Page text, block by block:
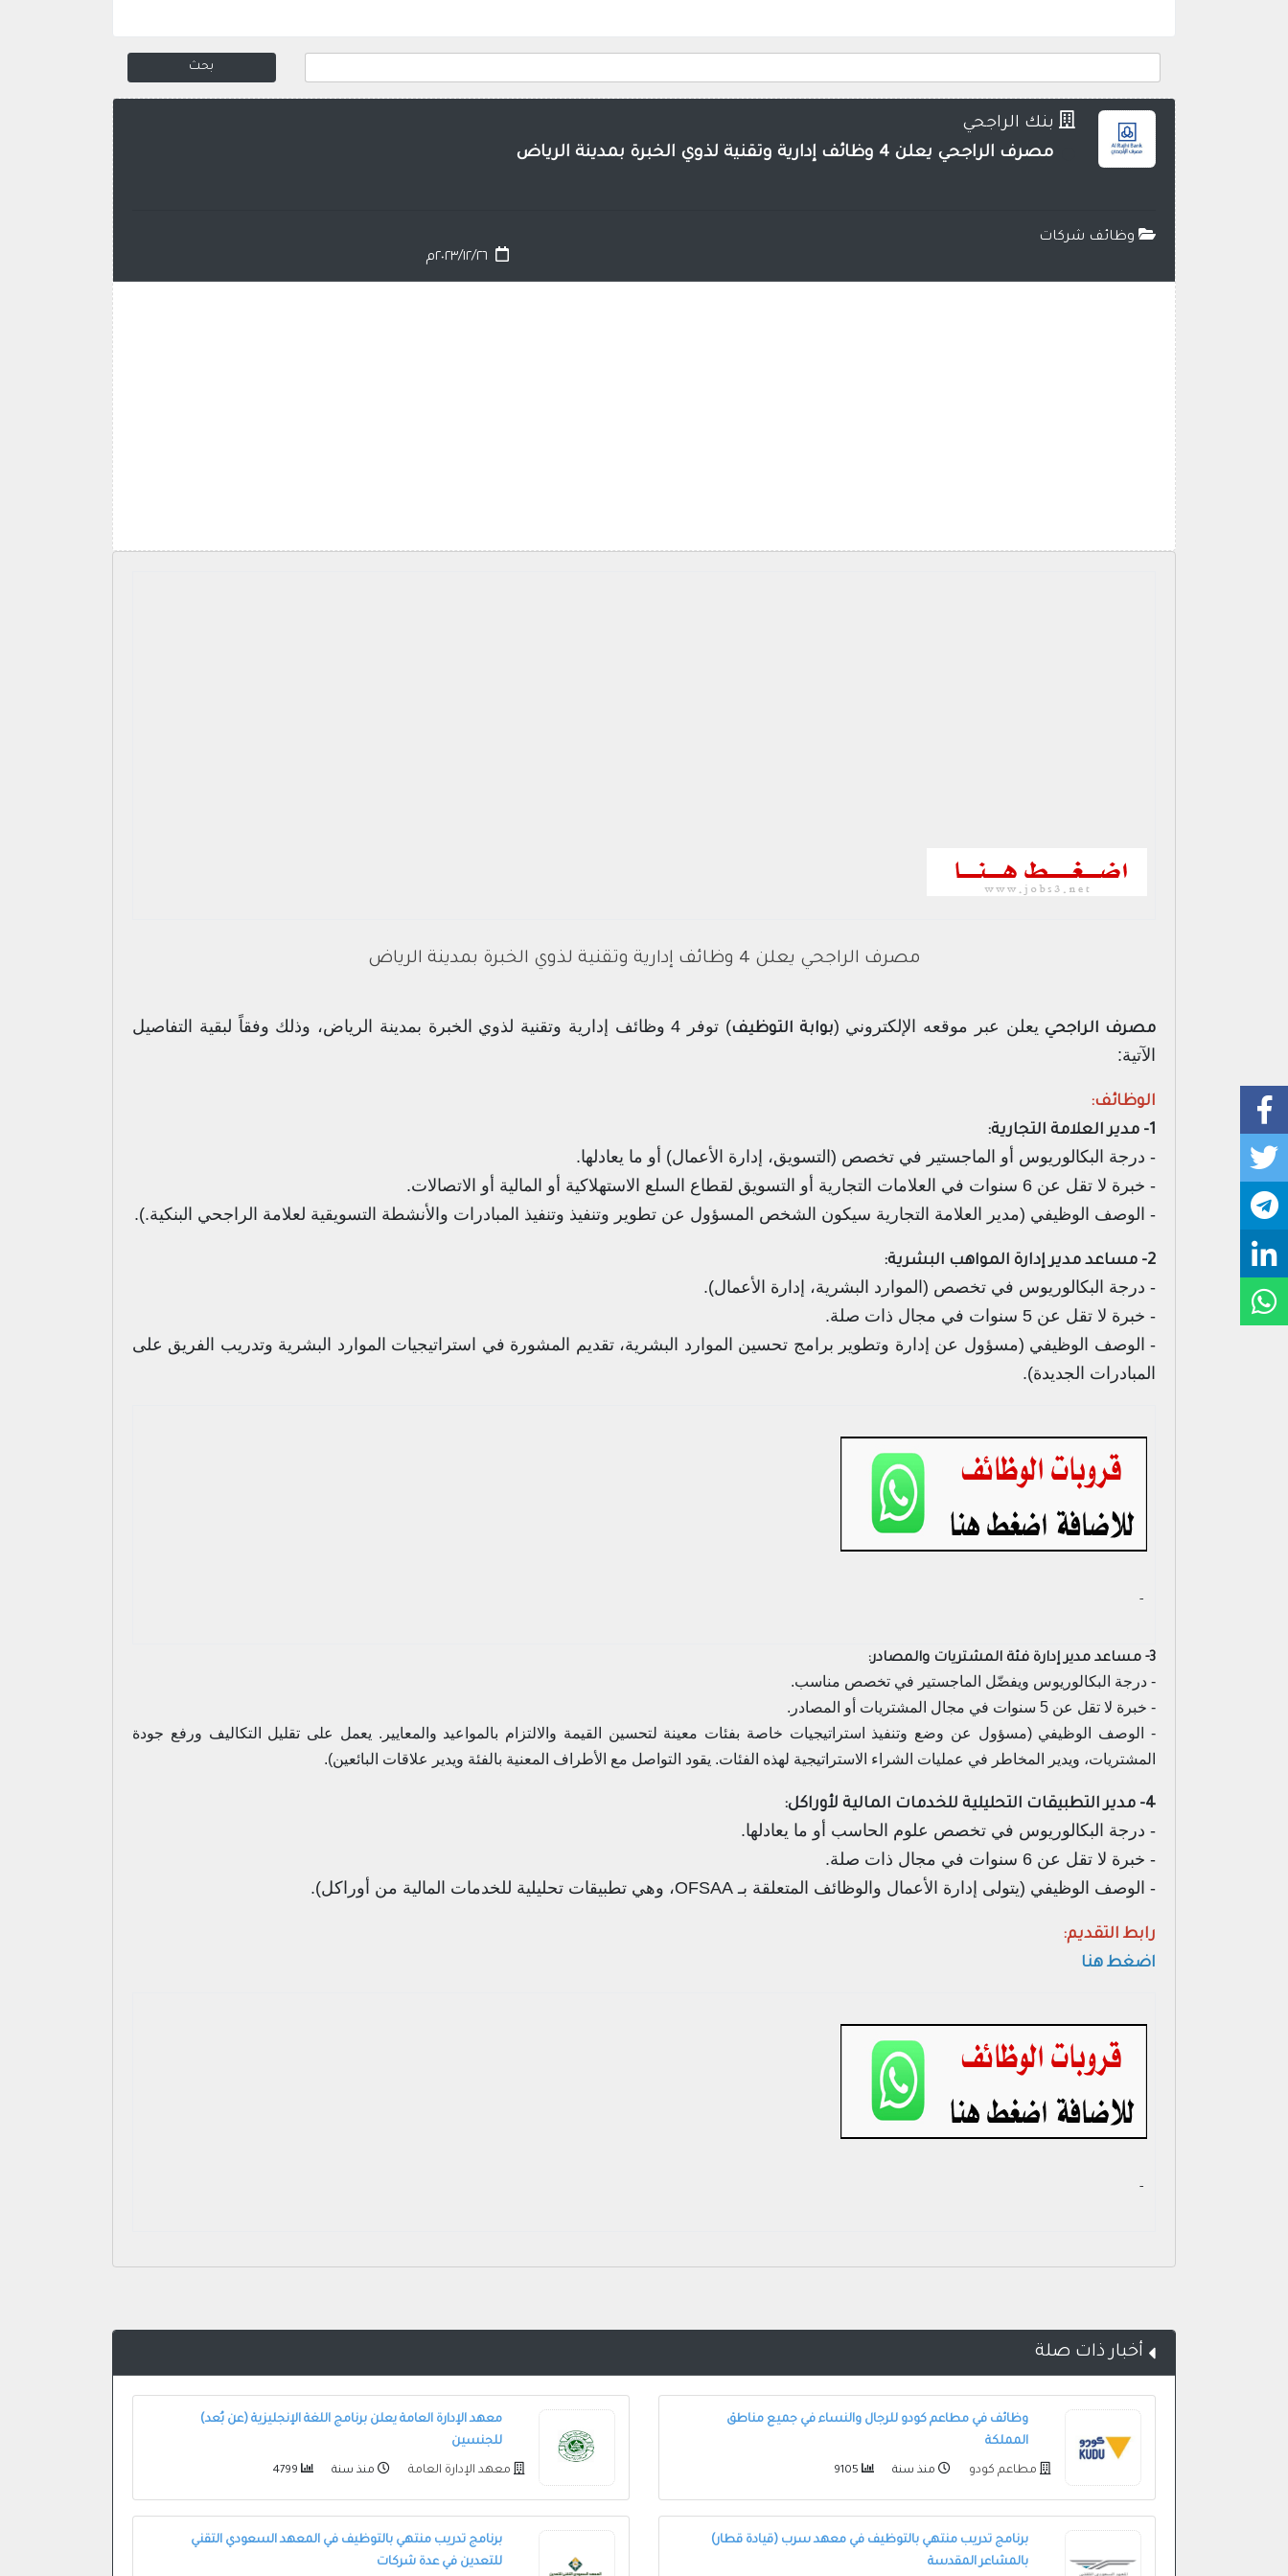
بنك الراجحي
مصرف الراجحي يعلن 4 وظائف إدارية وتقنية لذوي الخبرة بمدينة الرياض
وظائف شركات
٢٠٢٣/١٢/٢٦م
مصرف الراجحي يعلن 4 وظائف إدارية وتقنية لذوي الخبرة بمدينة الرياض
مصرف الراجحييعلن عبر موقعه الإلكتروني (بوابة التوظيف
) توفر 4 وظائف إدارية وتقنية لذوي الخبرة بمدينة الرياض، وذلك وفقاً لبقية التفاصيل
الآتية:
الوظائف:
1- مدير العلامة التجارية:
- درجة البكالوريوس أو الماجستير في تخصص (التسويق، إدارة الأعمال) أو ما يعادلها.
- خبرة لا تقل عن 6 سنوات في العلامات التجارية أو التسويق لقطاع السلع الاستهلاكية أو المالية أو الاتصالات.
- الوصف الوظيفي (مدير العلامة التجارية سيكون الشخص المسؤول عن تطوير وتنفيذ وتنفيذ المبادرات والأنشطة التسويقية لعلامة الراجحي البنكية.).
2- مساعد مدير إدارة المواهب البشرية:
- درجة البكالوريوس في تخصص (الموارد البشرية، إدارة الأعمال).
- خبرة لا تقل عن 5 سنوات في مجال ذات صلة.
- الوصف الوظيفي (مسؤول عن إدارة وتطوير برامج تحسين الموارد البشرية، تقديم المشورة في استراتيجيات الموارد البشرية وتدريب الفريق على
المبادرات الجديدة).
- ‏
3- مساعد مدير إدارة فئة المشتريات والمصادر:
- درجة البكالوريوس ويفضّل الماجستير في تخصص مناسب.
- خبرة لا تقل عن 5 سنوات في مجال المشتريات أو المصادر.
- الوصف الوظيفي (مسؤول عن وضع وتنفيذ استراتيجيات خاصة بفئات معينة لتحسين القيمة والالتزام بالمواعيد والمعايير. يعمل على تقليل التكاليف ورفع جودة
المشتريات، ويدير المخاطر في عمليات الشراء الاستراتيجية لهذه الفئات. يقود التواصل مع الأطراف المعنية بالفئة ويدير علاقات البائعين).
4- مدير التطبيقات التحليلية للخدمات المالية لأوراكل:
- درجة البكالوريوس في تخصص علوم الحاسب أو ما يعادلها.
- خبرة لا تقل عن 6 سنوات في مجال ذات صلة.
- الوصف الوظيفي (يتولى إدارة الأعمال والوظائف المتعلقة بـ OFSAA، وهي تطبيقات تحليلية للخدمات المالية من أوراكل).
رابط التقديم:
اضغط هنا
- ‏
أخبار ذات صلة
وظائف في مطاعم كودو للرجال والنساء في جميع مناطق
المملكة
مطاعم كودو منذ سنة
معهد الإدارة العامة يعلن برنامج اللغة الإنجليزية (عن بُعد)
للجنسين
معهد الإدارة العامة منذ سنة
برنامج تدريب منتهي بالتوظيف في معهد سرب (قيادة قطار)
بالمشاعر المقدسة
برنامج تدريب منتهي بالتوظيف في المعهد السعودي التقني
للتعدين في عدة شركات